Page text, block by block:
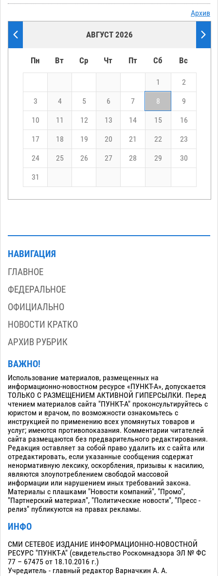
Архив
АВГУСТ 2026
Пн Вт Ср Чт Пт Сб Вс
1 2
3 4 5 6 7 8 9
10 11 12 13 14 15 16
17 18 19 20 21 22 23
24 25 26 27 28 29 30
31
НАВИГАЦИЯ
ГЛАВНОЕ
ФЕДЕРАЛЬНОЕ
ОФИЦИАЛЬНО
НОВОСТИ КРАТКО
АРХИВ РУБРИК
ВАЖНО!
Использование материалов, размещенных на
информационно-новостном ресурсе «ПУНКТ-А», допускается
ТОЛЬКО С РАЗМЕЩЕНИЕМ АКТИВНОЙ ГИПЕРСЫЛКИ. Перед
чтением материалов сайта "ПУНКТ-А" проконсультируйтесь с
юристом и врачом, по возможности ознакомьтесь с
инструкцией по применению всех упомянутых товаров и
услуг; имеются противопоказания. Комментарии читателей
сайта размещаются без предварительного редактирования.
Редакция оставляет за собой право удалить их с сайта или
отредактировать, если указанные сообщения содержат
ненормативную лексику, оскорбления, призывы к насилию,
являются злоупотреблением свободой массовой
информации или нарушением иных требований закона.
Материалы с плашками "Новости компаний", "Промо",
"Партнерский материал", "Политические новости", "Пресс -
релиз" публикуются на правах рекламы.
ИНФО
СМИ СЕТЕВОЕ ИЗДАНИЕ ИНФОРМАЦИОННО-НОВОСТНОЙ
РЕСУРС "ПУНКТ-А" (свидетельство Роскомнадзора ЭЛ № ФС
77 – 67475 от 18.10.2016 г.)
Учредитель - главный редактор Варначкин А. А.